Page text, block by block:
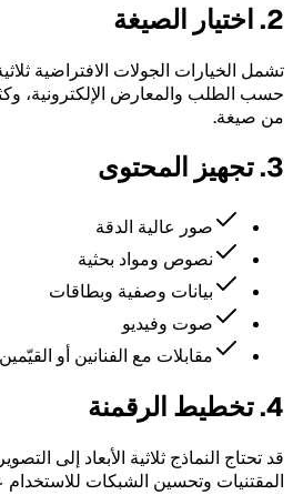
2. اختيار الصيغة
تشمل الخيارات الجولات الافتراضية
حسب الطلب والمعارض الإلكترونية،
من صيغة.
3. تجهيز المحتوى
صور عالية الدقة
نصوص ومواد بحثية
بيانات وصفية وبطاقات
صوت وفيديو
مقابلات مع الفنانين أو القيّمين
4. تخطيط الرقمنة
قد تحتاج النماذج ثلاثية الأبعاد إلى
المقتنيات وتحسين الشبكات للاستخدام